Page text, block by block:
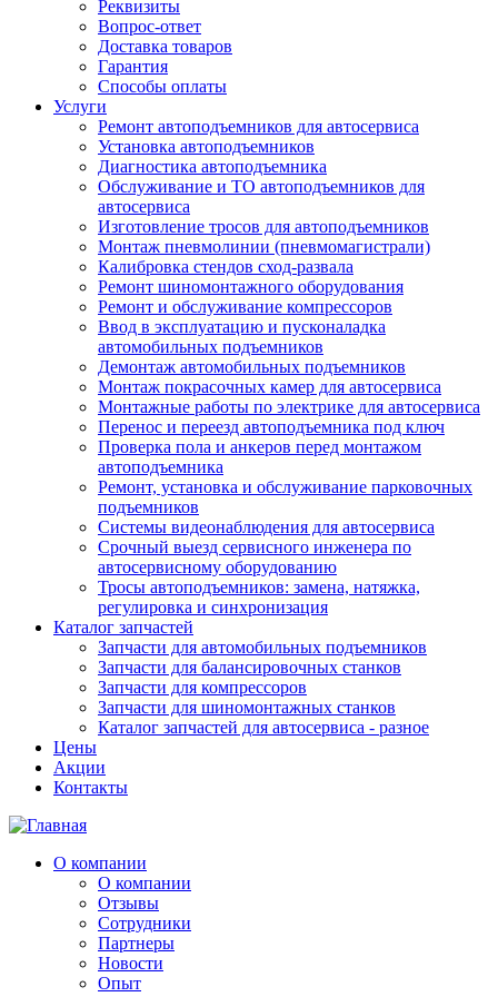
Реквизиты
Вопрос-ответ
Доставка товаров
Гарантия
Способы оплаты
Услуги
Ремонт автоподъемников для автосервиса
Установка автоподъемников
Диагностика автоподъемника
Обслуживание и ТО автоподъемников для
автосервиса
Изготовление тросов для автоподъемников
Монтаж пневмолинии (пневмомагистрали)
Калибровка стендов сход-развала
Ремонт шиномонтажного оборудования
Ремонт и обслуживание компрессоров
Ввод в эксплуатацию и пусконаладка
автомобильных подъемников
Демонтаж автомобильных подъемников
Монтаж покрасочных камер для автосервиса
Монтажные работы по электрике для автосервиса
Перенос и переезд автоподъемника под ключ
Проверка пола и анкеров перед монтажом
автоподъемника
Ремонт, установка и обслуживание парковочных
подъемников
Системы видеонаблюдения для автосервиса
Срочный выезд сервисного инженера по
автосервисному оборудованию
Тросы автоподъемников: замена, натяжка,
регулировка и синхронизация
Каталог запчастей
Запчасти для автомобильных подъемников
Запчасти для балансировочных станков
Запчасти для компрессоров
Запчасти для шиномонтажных станков
Каталог запчастей для автосервиса - разное
Цены
Акции
Контакты
О компании
О компании
Отзывы
Сотрудники
Партнеры
Новости
Опыт